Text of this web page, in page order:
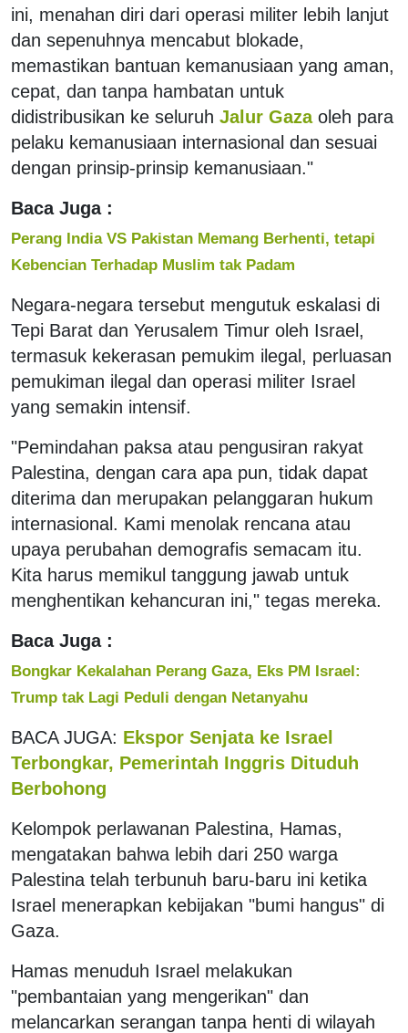
ini, menahan diri dari operasi militer lebih lanjut
dan sepenuhnya mencabut blokade,
memastikan bantuan kemanusiaan yang aman,
cepat, dan tanpa hambatan untuk
didistribusikan ke seluruh Jalur Gaza oleh para
pelaku kemanusiaan internasional dan sesuai
dengan prinsip-prinsip kemanusiaan."
Baca Juga :
Perang India VS Pakistan Memang Berhenti, tetapi
Kebencian Terhadap Muslim tak Padam
Negara-negara tersebut mengutuk eskalasi di
Tepi Barat dan Yerusalem Timur oleh Israel,
termasuk kekerasan pemukim ilegal, perluasan
pemukiman ilegal dan operasi militer Israel
yang semakin intensif.
"Pemindahan paksa atau pengusiran rakyat
Palestina, dengan cara apa pun, tidak dapat
diterima dan merupakan pelanggaran hukum
internasional. Kami menolak rencana atau
upaya perubahan demografis semacam itu.
Kita harus memikul tanggung jawab untuk
menghentikan kehancuran ini," tegas mereka.
Baca Juga :
Bongkar Kekalahan Perang Gaza, Eks PM Israel:
Trump tak Lagi Peduli dengan Netanyahu
BACA JUGA: Ekspor Senjata ke Israel
Terbongkar, Pemerintah Inggris Dituduh
Berbohong
Kelompok perlawanan Palestina, Hamas,
mengatakan bahwa lebih dari 250 warga
Palestina telah terbunuh baru-baru ini ketika
Israel menerapkan kebijakan "bumi hangus" di
Gaza.
Hamas menuduh Israel melakukan
"pembantaian yang mengerikan" dan
melancarkan serangan tanpa henti di wilayah